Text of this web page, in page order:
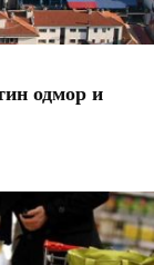
одмор и